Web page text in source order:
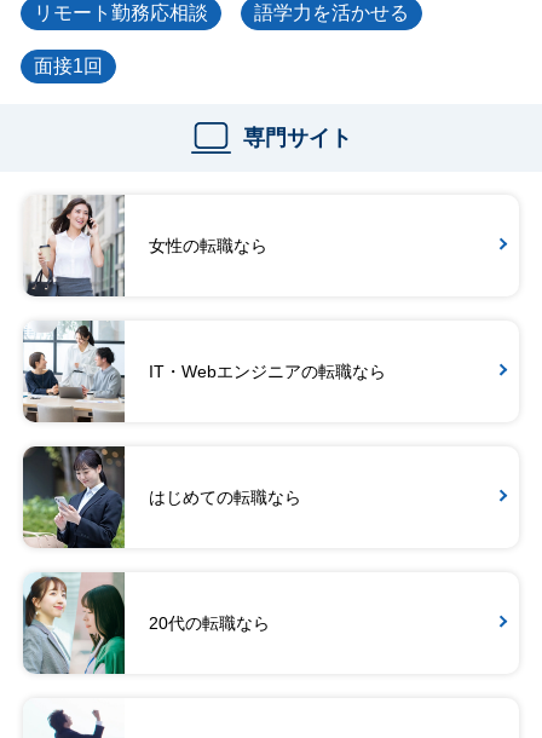
リモート勤務応相談 語学力を活かせる
面接1回
専門サイト
女性の転職なら
IT・Webエンジニアの転職なら
はじめての転職なら
20代の転職なら